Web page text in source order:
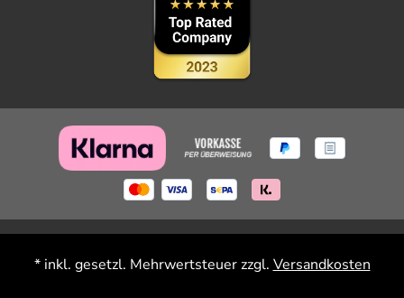
* inkl. gesetzl. Mehrwertsteuer zzgl. Versandkosten